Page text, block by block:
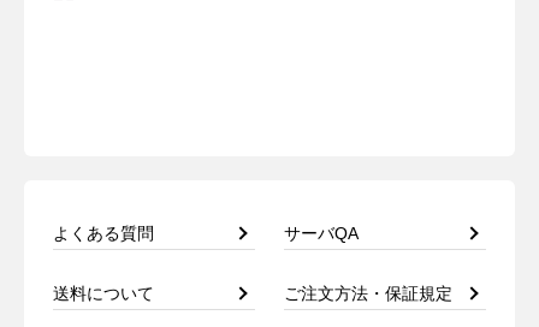
よくある質問 サーバQA
送料について ご注文方法・保証規定